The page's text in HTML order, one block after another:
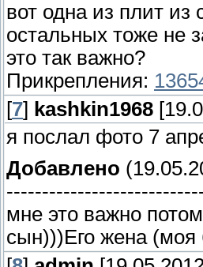
вот одна из плит из
остальных тоже не
это так важно?
Прикрепления:
[7] kashkin1968
я послал фото 7
Добавлено
мне это важно
сын)))Его жена (моя